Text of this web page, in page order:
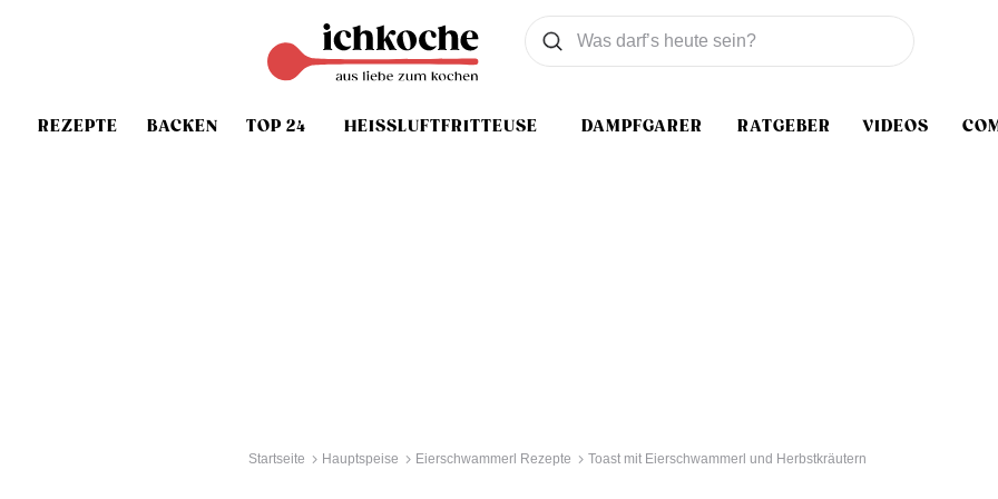
REZEPTE BACKEN TOP 24 HEISSLUFTFRITTEUSE DAMPFGARER RATGEBER VIDEOS
Was wollen Sie suchen
Suchen
Startseite Hauptspeise Eierschwammerl Rezepte Toast mit Eierschwammerl und Herbstkräutern